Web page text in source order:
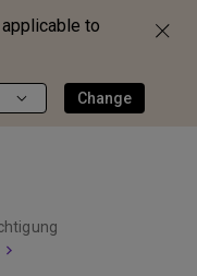
to
Change